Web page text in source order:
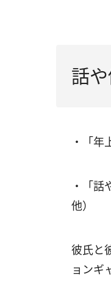
話
・「年
・「
他）
彼氏と
ョンギ